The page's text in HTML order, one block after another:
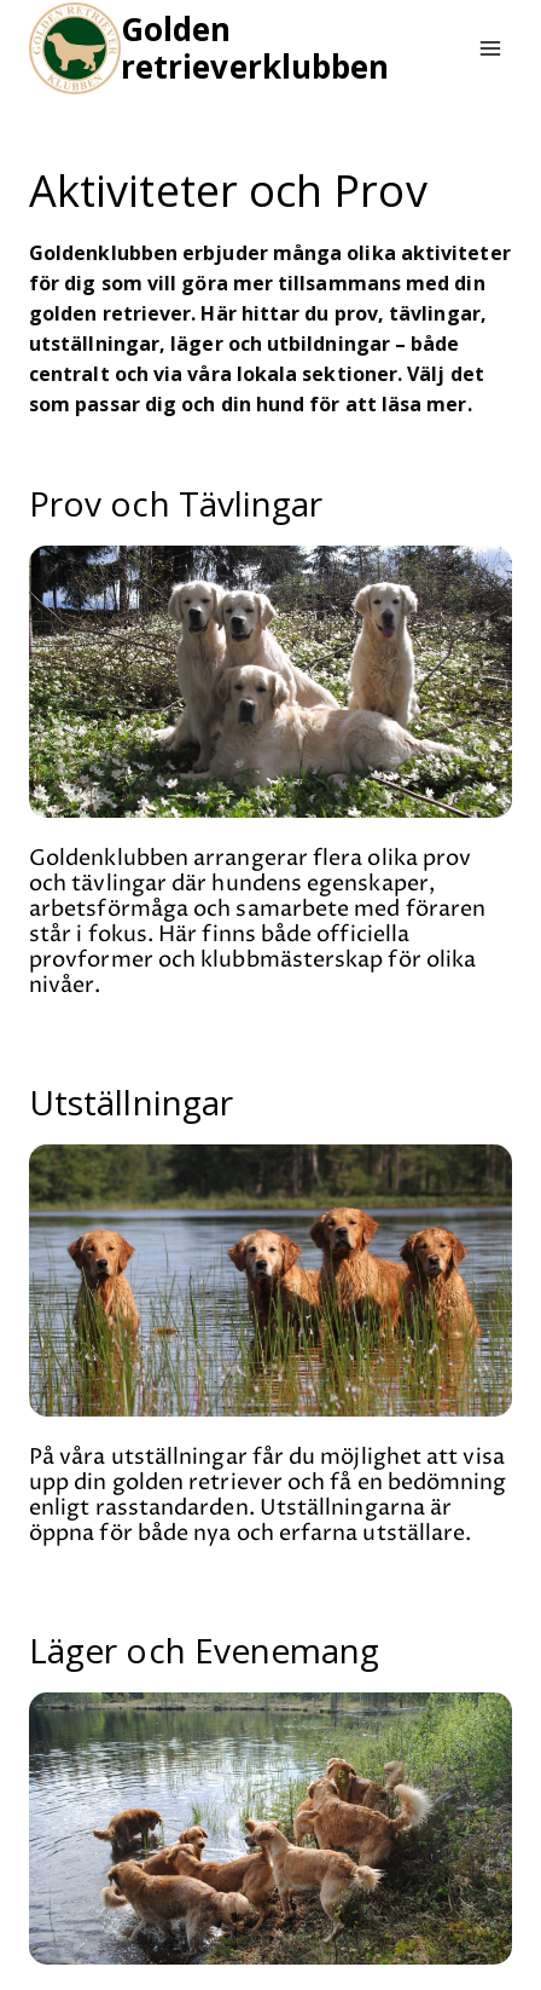
content
Golden
retrieverklubben
Aktiviteter och Prov
Goldenklubben erbjuder många olika aktiviteter
för dig som vill göra mer tillsammans med din
golden retriever. Här hittar du prov, tävlingar,
utställningar, läger och utbildningar – både
centralt och via våra lokala sektioner. Välj det
som passar dig och din hund för att läsa mer.
Prov och Tävlingar
Goldenklubben arrangerar flera olika prov
och tävlingar där hundens egenskaper,
arbetsförmåga och samarbete med föraren
står i fokus. Här finns både officiella
provformer och klubbmästerskap för olika
nivåer.
Utställningar
På våra utställningar får du möjlighet att visa
upp din golden retriever och få en bedömning
enligt rasstandarden. Utställningarna är
öppna för både nya och erfarna utställare.
Läger och Evenemang